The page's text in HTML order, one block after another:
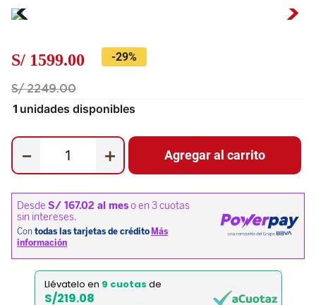
S/ 1599.00 -29%
S/ 2249.00
1 unidades disponibles
＋
－ Agregar al carrito
Llévatelo en 9 cuotas de
S/219.08